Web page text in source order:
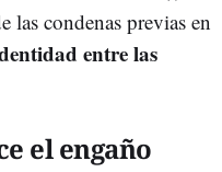
las condenas previas en
entre las
el engaño